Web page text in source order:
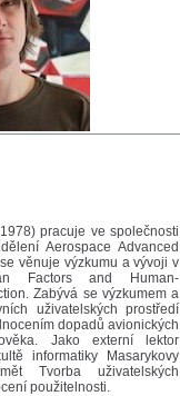
pracuje ve společnosti
Aerospace Advanced
věnuje výzkumu a vývoji v
Factors and Human-
Zabývá se výzkumem a
uživatelských prostředí
dopadů avionických
Jako externí lektor
informatiky Masarykovy
Tvorba uživatelských
použitelnosti.